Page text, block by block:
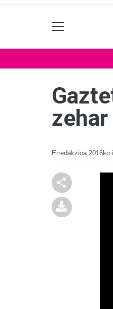
Erredakzioa 2016ko